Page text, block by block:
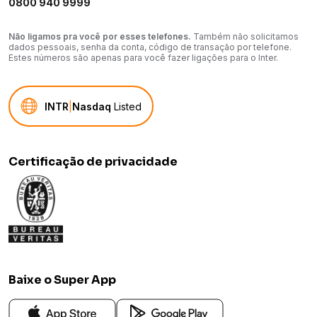
0800 940 9999
Não ligamos pra você por esses telefones. Também não solicitamos
dados pessoais, senha da conta, código de transação por telefone.
Estes números são apenas para você fazer ligações para o Inter.
INTR Nasdaq Listed
Certificação de privacidade
Baixe o Super App